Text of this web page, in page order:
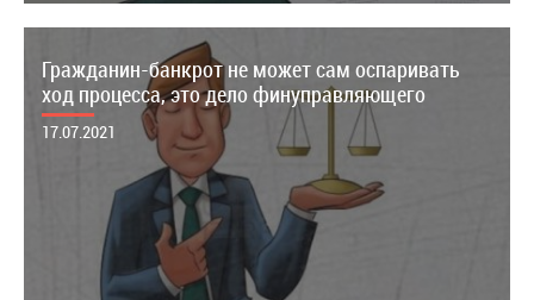
Гражданин-банкрот не может сам оспаривать
ход процесса, это дело финуправляющего
17.07.2021